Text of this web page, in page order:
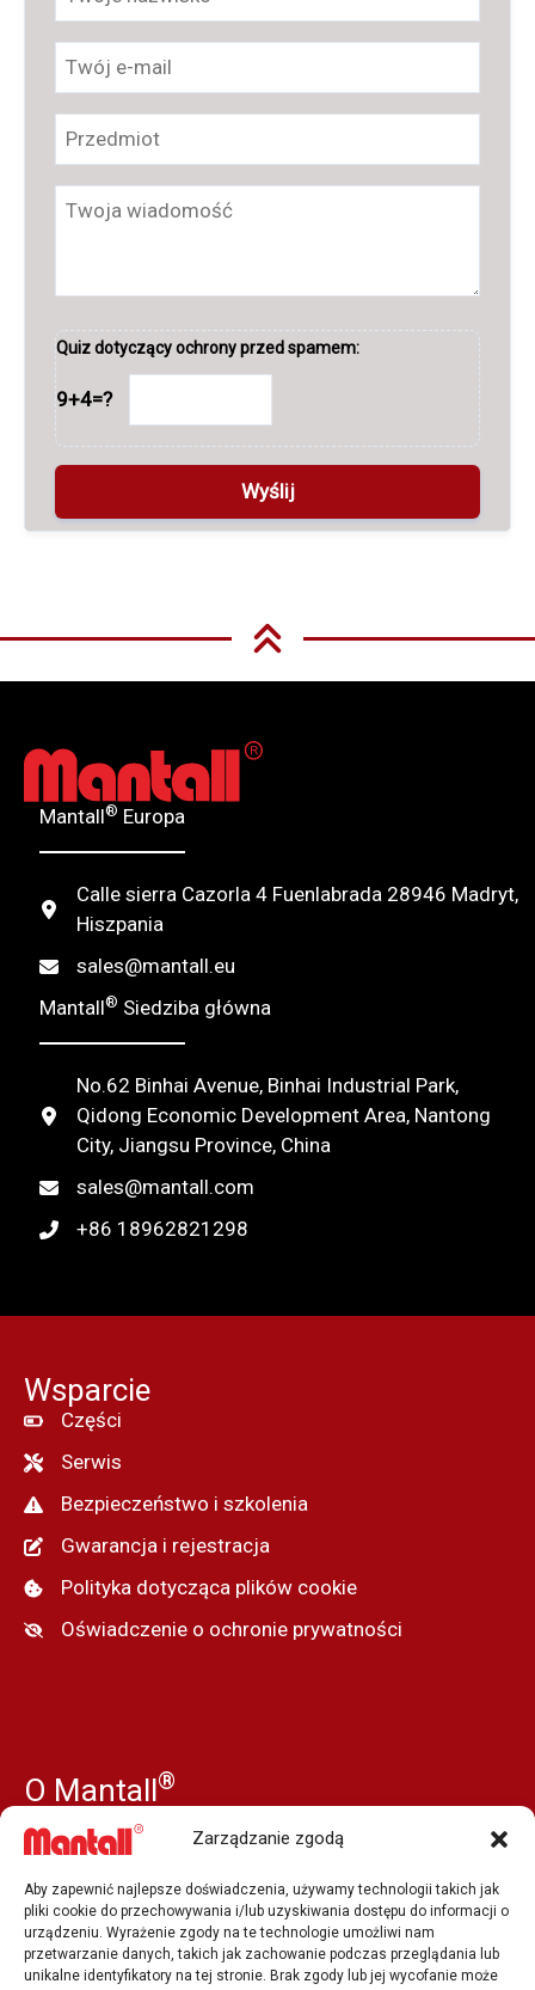
Zarządzanie zgodą
Aby zapewnić najlepsze doświadczenia, używamy technologii takich jak
pliki cookie do przechowywania i/lub uzyskiwania dostępu do informacji o
urządzeniu. Wyrażenie zgody na te technologie umożliwi nam
przetwarzanie danych, takich jak zachowanie podczas przeglądania lub
unikalne identyfikatory na tej stronie. Brak zgody lub jej wycofanie może
Quiz dotyczący ochrony przed spamem:
9+4=?
Mantall® Europa
Calle sierra Cazorla 4 Fuenlabrada 28946 Madryt,
Hiszpania
sales@mantall.eu
Mantall® Siedziba główna
No.62 Binhai Avenue, Binhai Industrial Park,
Qidong Economic Development Area, Nantong
City, Jiangsu Province, China
sales@mantall.com
+86 18962821298
Wsparcie
Części
Serwis
Bezpieczeństwo i szkolenia
Gwarancja i rejestracja
Polityka dotycząca plików cookie
Oświadczenie o ochronie prywatności
O Mantall®
Nasza historia
Aktualności
Prasa i media
Nasi dealerzy